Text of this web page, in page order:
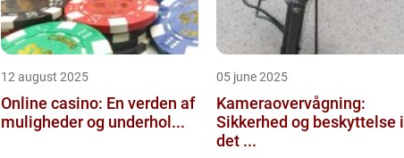
12 august 2025
Online casino: En verden af
muligheder og underhol...
05 june 2025
Kameraovervågning:
Sikkerhed og beskyttelse i
det ...